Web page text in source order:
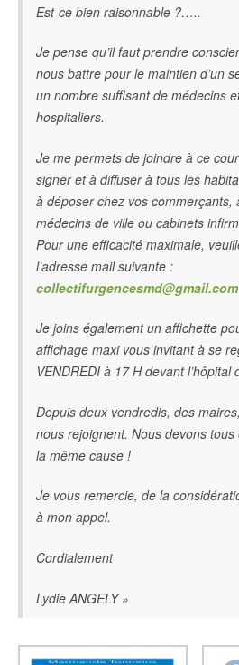
Est-ce bien raisonnable ?…..
Je pense qu’il faut prendre
nous battre pour le maintien d’un
un nombre suffisant de médecins
hospitaliers.
Je me permets de joindre à ce
signer et à diffuser à tous les
à déposer chez vos commerçants,
médecins de ville ou cabinets
Pour une efficacité maximale,
l’adresse mail suivante :
collectifurgencesmd@gmail.com
Je joins également un affichette
affichage maxi vous invitant à se
VENDREDI à 17 H devant l’hôpital
Depuis deux vendredis, des
nous rejoignent. Nous devons
la même cause !
Je vous remercie, de la
à mon appel.
Cordialement
Lydie ANGELY »